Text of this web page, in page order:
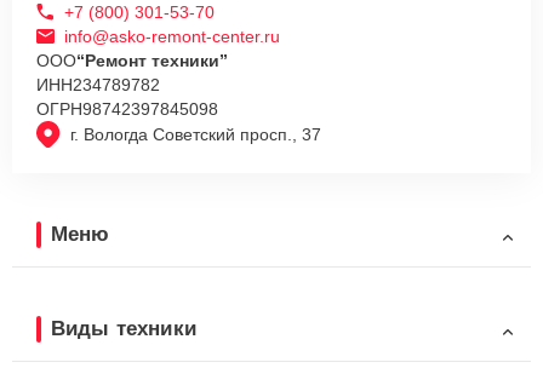
г. Вологда Советский просп., 37
+7 (800) 301-53-70
info@asko-remont-center.ru
ООО“Ремонт техники”
ИНН234789782
ОГРН98742397845098
Меню
Виды техники